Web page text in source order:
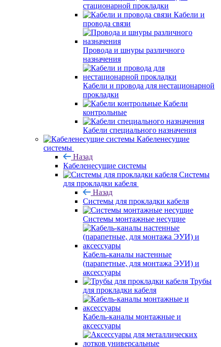
стационарной прокладки
Кабели и
провода связи
Провода и шнуры различного
назначения
Кабели и провода для нестационарной
прокладки
Кабели
контрольные
Кабели специального назначения
Кабеленесущие
системы
Назад
Кабеленесущие системы
Системы
для прокладки кабеля
Назад
Системы для прокладки кабеля
Системы монтажные несущие
Кабель-каналы настенные
(парапетные, для монтажа ЭУИ) и
аксессуары
Трубы
для прокладки кабеля
Кабель-каналы монтажные и
аксессуары